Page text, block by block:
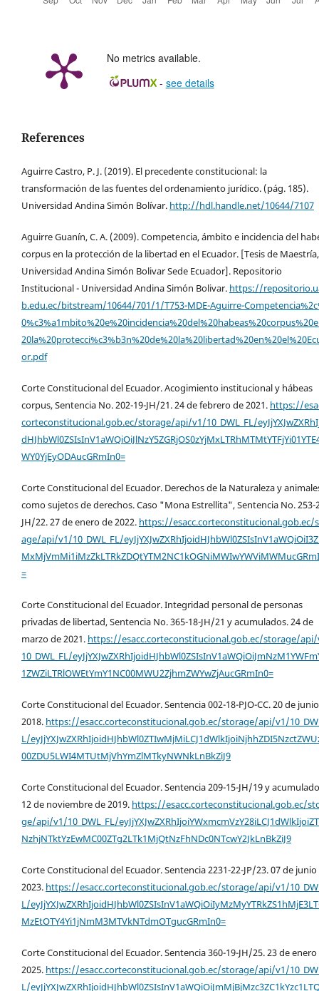
No metrics available.
- see details
References
Aguirre Castro, P. J. (2019). El precedente constitucional: la
transformación de las fuentes del ordenamiento jurídico. (pág. 185).
Universidad Andina Simón Bolívar. http://hdl.handle.net/10644/7107
Aguirre Guanín, C. A. (2009). Competencia, ámbito e incidencia del
corpus en la protección de la libertad en el Ecuador. [Tesis de Maestría,
Universidad Andina Simón Bolivar Sede Ecuador]. Repositorio
Institucional - Universidad Andina Simón Bolivar. https://
b.edu.ec/bitstream/10644/701/1/T753-MDE-Aguirre-
or.pdf
Corte Constitucional del Ecuador. Acogimiento institucional y hábeas
corpus, Sentencia No. 202-19-JH/21. 24 de febrero de 2021. https://
corteconstitucional.gob.ec/storage/api/v1/10_DWL_FL/
WY0YjEyODAucGRmIn0=
Corte Constitucional del Ecuador. Derechos de la Naturaleza y
como sujetos de derechos. Caso "Mona Estrellita", Sentencia No. 253-
JH/22. 27 de enero de 2022. https://esacc.corteconstitucional.gob.ec/
age/api/v1/10_DWL_FL/
=
Corte Constitucional del Ecuador. Integridad personal de personas
privadas de libertad, Sentencia No. 365-18-JH/21 y acumulados. 24 de
marzo de 2021. https://esacc.corteconstitucional.gob.ec/storage/
10_DWL_FL/
1ZWZiLTRlOWEtYmY1NC00MWU2ZjhmZWYwZjAucGRmIn0=
Corte Constitucional del Ecuador. Sentencia 002-18-PJO-CC. 20 de
2018. https://esacc.corteconstitucional.gob.ec/storage/api/v1/
L/
00ZDU5LWI4MTUtMjVhYmZlMTkyNWNkLnBkZiJ9
Corte Constitucional del Ecuador. Sentencia 209-15-JH/19 y
12 de noviembre de 2019. https://esacc.corteconstitucional.gob.ec/
ge/api/v1/10_DWL_FL/
NzhjNTktYzEwMC00ZTg2LTk1MjQtNzFhNDc0NTcwY2JkLnBkZiJ9
Corte Constitucional del Ecuador. Sentencia 2231-22-JP/23. 07 de junio
2023. https://esacc.corteconstitucional.gob.ec/storage/api/v1/
L/
MzEtOTY4Yi1jNmM3MTVkNTdmOTgucGRmIn0=
Corte Constitucional del Ecuador. Sentencia 360-19-JH/25. 23 de enero
2025. https://esacc.corteconstitucional.gob.ec/storage/api/v1/
L/